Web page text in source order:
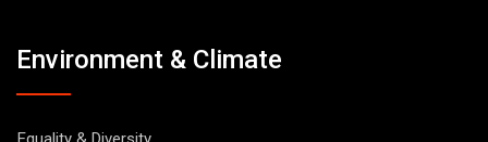
Environment & Climate